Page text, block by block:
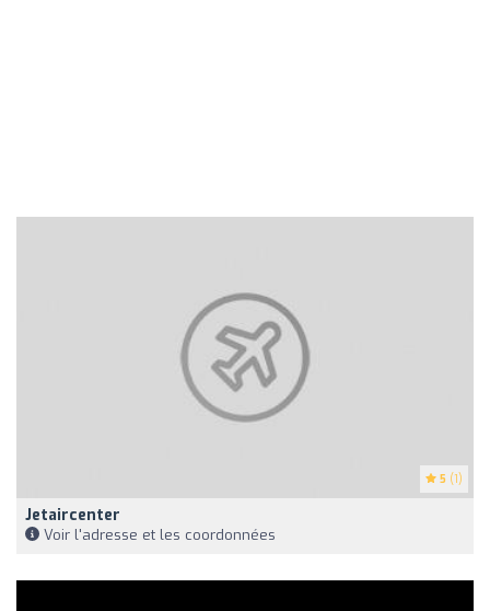
5 (1)
Jetaircenter
Voir l'adresse et les coordonnées